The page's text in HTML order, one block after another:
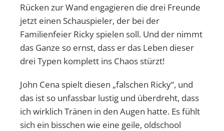
Rücken zur Wand engagieren die drei Freunde
jetzt einen Schauspieler, der bei der
Familienfeier Ricky spielen soll. Und der nimmt
das Ganze so ernst, dass er das Leben dieser
drei Typen komplett ins Chaos stürzt!
John Cena spielt diesen „falschen Ricky“, und
das ist so unfassbar lustig und überdreht, dass
ich wirklich Tränen in den Augen hatte. Es fühlt
sich ein bisschen wie eine geile, oldschool